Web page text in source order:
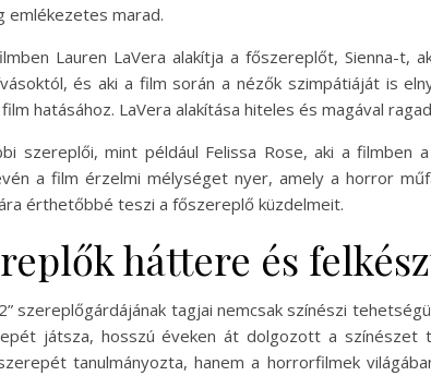
emlékezetes marad.
Lauren LaVera alakítja a főszereplőt, Sienna-t,
és aki a film során a nézők szimpátiáját is
hatásához. LaVera alakítása hiteles és magával
szereplői, mint például Felissa Rose, aki a filmben
a film érzelmi mélységet nyer, amely a horror
érthetőbbé teszi a főszereplő küzdelmeit.
háttere és
szereplőgárdájának tagjai nemcsak színészi
játsza, hosszú éveken át dolgozott a színészet
tanulmányozta, hanem a horrorfilmek